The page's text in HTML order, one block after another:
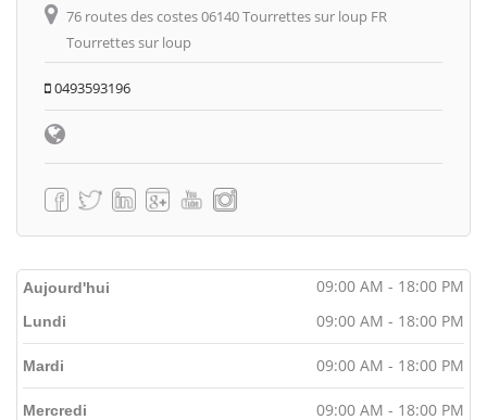
76 routes des costes 06140 Tourrettes sur loup FR
Tourrettes sur loup
0493593196
Aujourd'hui 09:00 AM - 18:00 PM
Lundi 09:00 AM - 18:00 PM
Mardi 09:00 AM - 18:00 PM
Mercredi 09:00 AM - 18:00 PM